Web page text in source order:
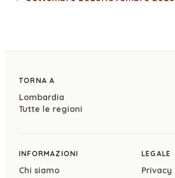
TORNA A
Lombardia
Tutte le regioni
INFORMAZIONI
Chi siamo
LEGALE
Privacy